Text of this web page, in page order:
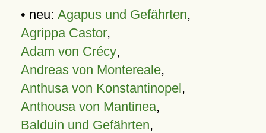
• neu: Agapus und Gefährten,
Agrippa Castor,
Adam von Crécy,
Andreas von Montereale,
Anthusa von Konstantinopel,
Anthousa von Mantinea,
Balduin und Gefährten,